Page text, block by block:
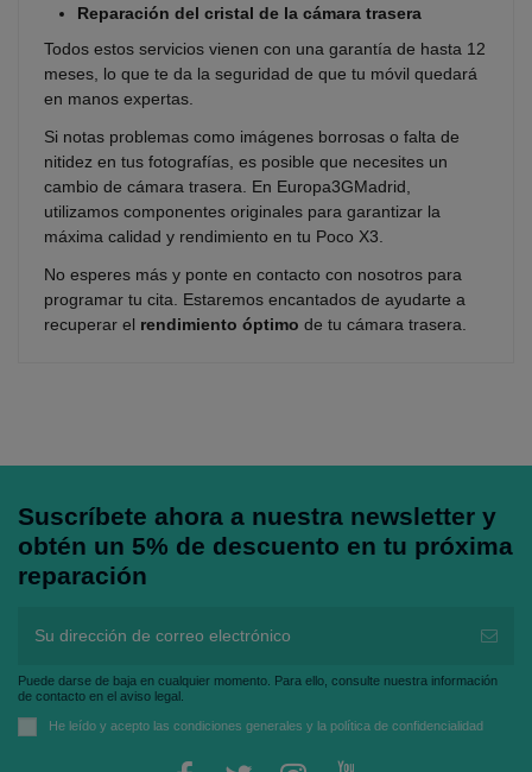
Reparación del cristal de la cámara trasera
Todos estos servicios vienen con una garantía de hasta 12
meses, lo que te da la seguridad de que tu móvil quedará
en manos expertas.
Si notas problemas como imágenes borrosas o falta de
nitidez en tus fotografías, es posible que necesites un
cambio de cámara trasera. En Europa3GMadrid,
utilizamos componentes originales para garantizar la
máxima calidad y rendimiento en tu Poco X3.
No esperes más y ponte en contacto con nosotros para
programar tu cita. Estaremos encantados de ayudarte a
recuperar el rendimiento óptimo de tu cámara trasera.
Suscríbete ahora a nuestra newsletter y
obtén un 5% de descuento en tu próxima
reparación
Puede darse de baja en cualquier momento. Para ello, consulte nuestra información
de contacto en el aviso legal.
He leído y acepto las condiciones generales y la política de confidencialidad